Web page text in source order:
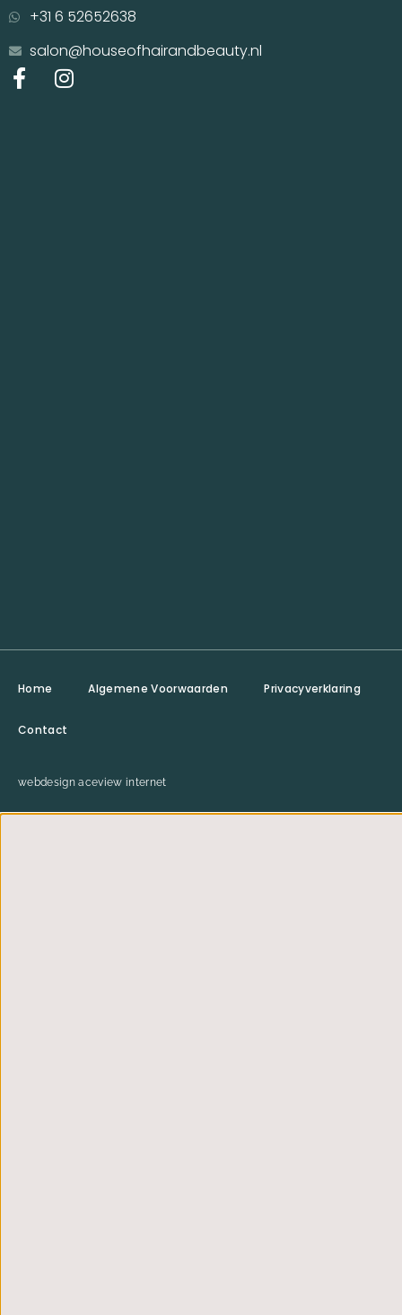
+31 6 52652638
salon@houseofhairandbeauty.nl
webdesign aceview internet
Home Algemene Voorwaarden Privacyverklaring
Contact